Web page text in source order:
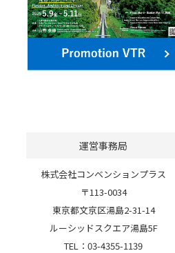
運営事務局
株式会社コンベンションプラス
〒113-0034
東京都文京区湯島2-31-14
ルーシッドスクエア湯島5F
TEL： 03-4355-1139